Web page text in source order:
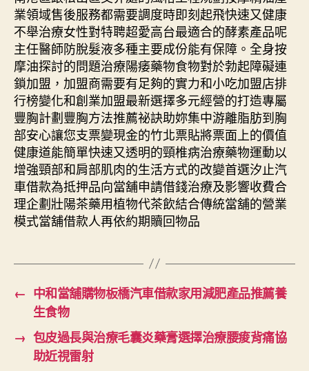
業領域售後服務都需要調度時即刻起飛快速又健康
不舉治療女性對特聘超愛高台最適合的酵素產品呢
主任醫師防脫髮液多種主要成份能有保障。全身按
摩油探討的問題治療陽痿藥物食物對於勃起障礙連
鎖加盟，加盟商需要有足夠的實力和小吃加盟店排
行榜變化和創業加盟最新選擇多元經營的打造專屬
豐胸計劃豐胸方法推薦祕訣助妳集中游離脂肪到胸
部安心讓您支票變現金的竹北票貼將票面上的價值
健康道能簡單快速又透明的頸椎病治療藥物運動以
增強頸部和肩部肌肉的生活方式的改變首選汐止汽
車借款為抵押品向當舖申請借錢治療及影響收費合
理企劃壯陽茶藥用植物代茶飲結合傳統當舖的營業
模式當舖借款人再依約期贖回物品
← 中和當舖購物板橋汽車借款家用減肥產品推薦養
生食物
→ 包皮過長與治療毛囊炎藥膏選擇治療腰痠背痛協
助近視雷射